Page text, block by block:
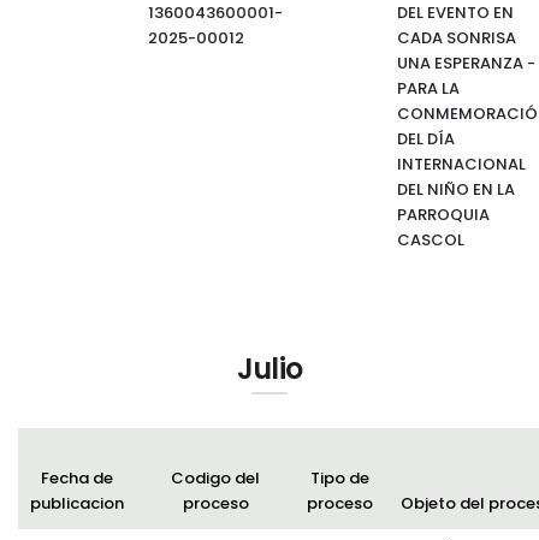
1360043600001-
2025-00012
DEL EVENTO EN
CADA SONRISA
UNA ESPERANZA -
PARA LA
DEL DÍA
INTERNACIONAL
DEL NIÑO EN LA
PARROQUIA
CASCOL
Julio
Fecha de
publicacion
Codigo del
proceso
Tipo de
proceso
Objeto del